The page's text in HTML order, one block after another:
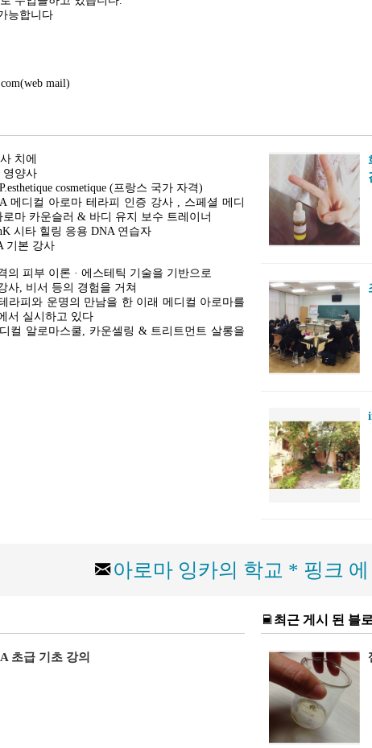
능합니다
mail)
치에
영양사
cosmetique (프랑스 국가 자격)
메디컬 아로마 테라피 인증 강사 , 스페셜 메디
로마 카운슬러 & 바디 유지 보수 트레이너
시타 힐링 응용 DNA 연습자
기본 강사
의 피부 이론 · 에스테틱 기술을 기반으로
사, 비서 등의 경험을 거쳐
라피와 운명의 만남을 한 이래 메디컬 아로마를
서 실시하고 있다
컬 알로마스쿨, 카운셀링 & 트리트먼트 살롱을
아로마 잉카의 학교 * 핑크 에
초급 기초 강의
최근 게시 된 블